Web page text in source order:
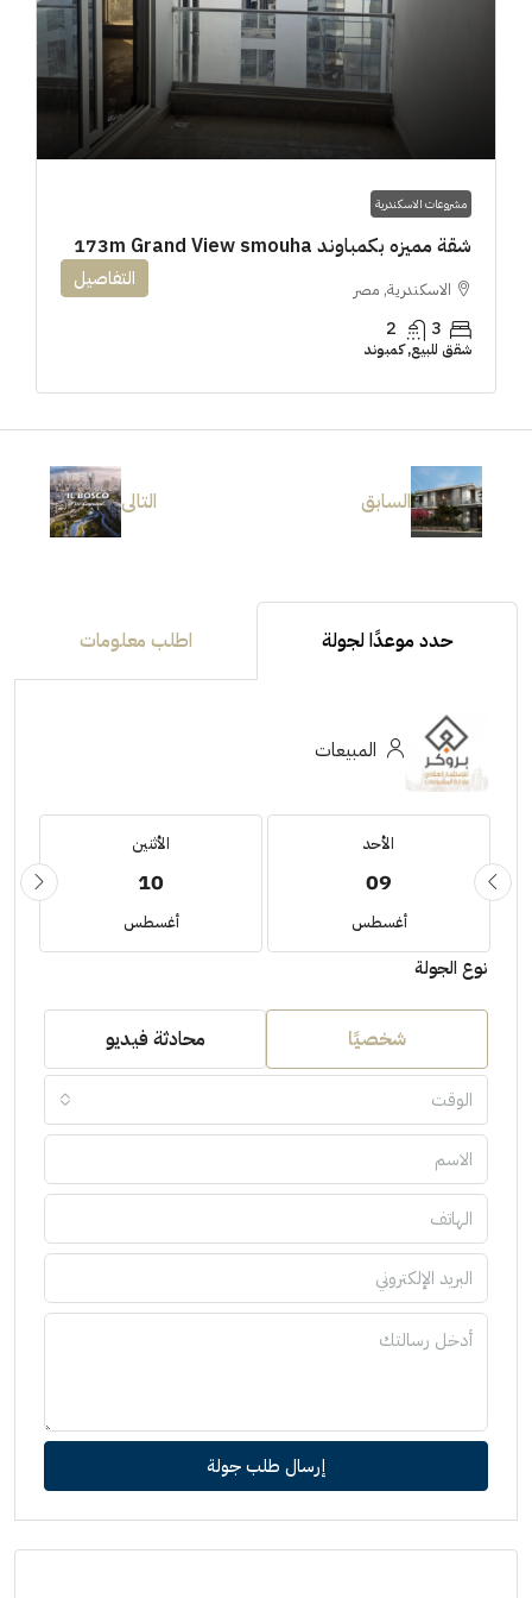
مشروعات الاسكندرية
شقة مميزه بكمباوند 173m Grand View smouha
الاسكندرية, مصر
3
2
شقق للبيع, كمبوند
التفاصيل
السابق التالى
حدد موعدًا لجولة اطلب معلومات
المبيعات
الأحد
09
أغسطس
الأثنين
10
أغسطس
نوع الجولة
شخصيًا محادثة فيديو
الوقت
إرسال طلب جولة